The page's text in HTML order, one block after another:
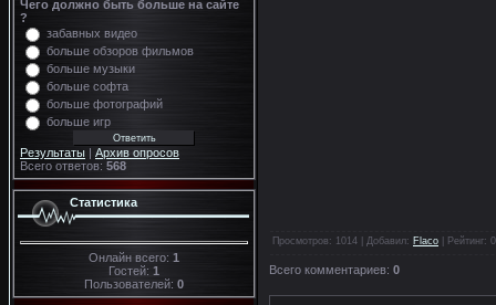
Чего должно быть больше на сайте
?
забавных видео
больше обзоров фильмов
больше музыки
больше софта
больше фотографий
больше игр
Результаты | Архив опросов
Всего ответов: 568
Статистика
Онлайн всего: 1
Гостей: 1
Пользователей: 0
Просмотров : 1014 | Добавил: Flaco Рейтинг:
Всего комментариев: 0